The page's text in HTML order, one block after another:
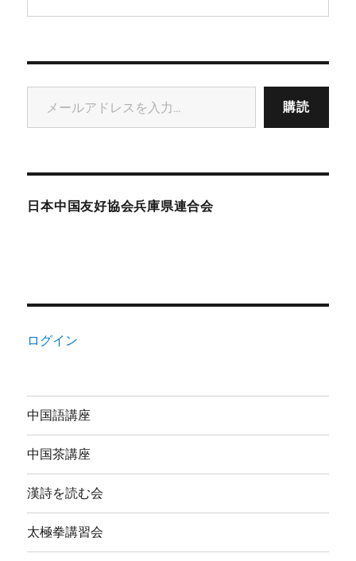
メールアドレスを入力...
購読
日本中国友好協会兵庫県連合会
ログイン
中国語講座
中国茶講座
漢詩を読む会
太極拳講習会